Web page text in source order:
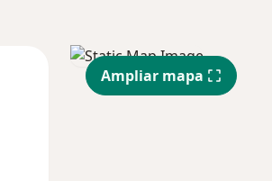
Jue
13 Ago
Vie
14 Ago
Ampliar mapa